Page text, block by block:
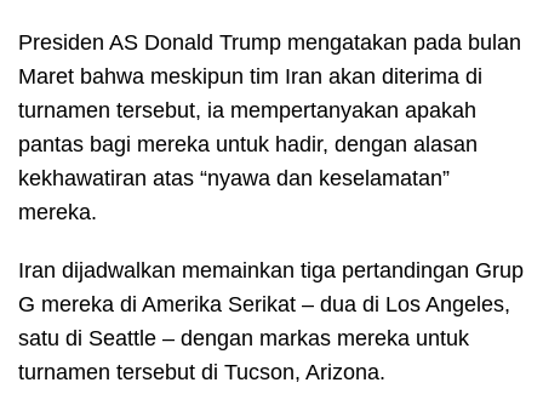
Presiden AS Donald Trump mengatakan pada bulan
Maret bahwa meskipun tim Iran akan diterima di
turnamen tersebut, ia mempertanyakan apakah
pantas bagi mereka untuk hadir, dengan alasan
kekhawatiran atas “nyawa dan keselamatan”
mereka.
Iran dijadwalkan memainkan tiga pertandingan Grup
G mereka di Amerika Serikat – dua di Los Angeles,
satu di Seattle – dengan markas mereka untuk
turnamen tersebut di Tucson, Arizona.